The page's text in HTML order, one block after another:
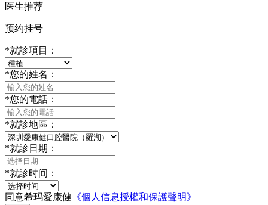
医生推荐
预约挂号
*就診項目：
*您的姓名：
*您的電話：
*就診地區：
*就診日期：
*就診时间：
同意希玛愛康健 《個人信息授權和保護聲明》